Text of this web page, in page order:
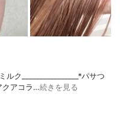
ルク⁡________________⁡⁡⁡*パサつ
クアコラ…続きを見る